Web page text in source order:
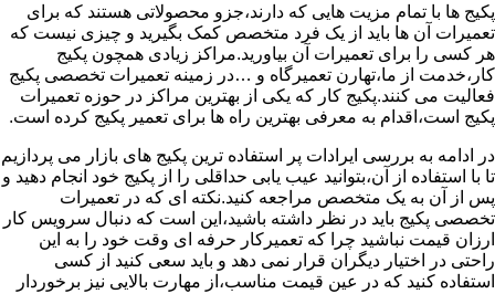
پکیج ها با تمام مزیت هایی که دارند،جزو محصولاتی هستند که برای
تعمیرات آن ها باید از یک فرد متخصص کمک بگیرید و چیزی نیست که
هر کسی را برای تعمیرات آن بیاورید.مراکز زیادی همچون پکیج
کار،خدمت از ما،تهارن تعمیرگاه و …در زمینه تعمیرات تخصصی پکیج
فعالیت می کنند.پکیج کار که یکی از بهترین مراکز در حوزه تعمیرات
پکیج است،اقدام به معرفی بهترین راه ها برای تعمیر پکیج کرده است.
در ادامه به بررسی ایرادات پر استفاده ترین پکیج های بازار می پردازیم
تا با استفاده از آن،بتوانید عیب یابی حداقلی را از پکیج خود انجام دهید و
پس از آن به یک متخصص مراجعه کنید.نکته ای که در تعمیرات
تخصصی پکیج باید در نظر داشته باشید،این است که دنبال سرویس کار
ارزان قیمت نباشید چرا که تعمیرکار حرفه ای وقت خود را به این
راحتی در اختیار دیگران قرار نمی دهد و باید سعی کنید از کسی
استفاده کنید که در عین قیمت مناسب،از مهارت بالایی نیز برخوردار